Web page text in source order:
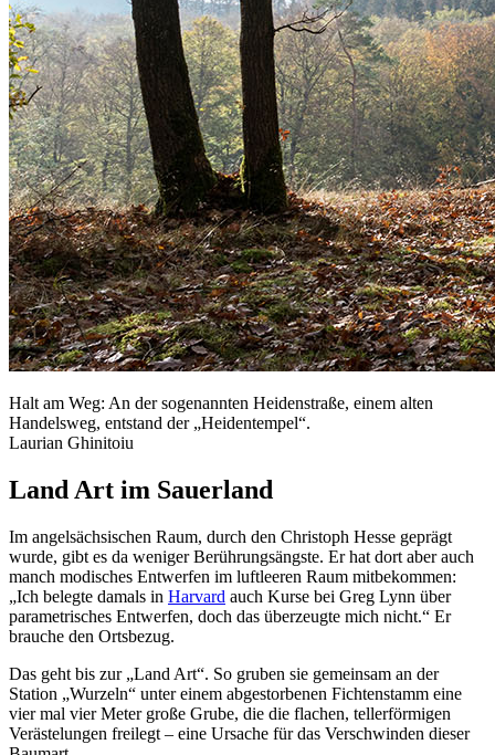
Halt am Weg: An der sogenannten Heidenstraße, einem alten
Handelsweg, entstand der „Heidentempel“.
Laurian Ghinitoiu
Land Art im Sauerland
Im angelsächsischen Raum, durch den Christoph Hesse geprägt
wurde, gibt es da weniger Berührungsängste. Er hat dort aber auch
manch modisches Entwerfen im luftleeren Raum mitbekommen:
„Ich belegte damals in Harvard auch Kurse bei Greg Lynn über
parametrisches Entwerfen, doch das überzeugte mich nicht.“ Er
brauche den Ortsbezug.
Das geht bis zur „Land Art“. So gruben sie gemeinsam an der
Station „Wurzeln“ unter einem abgestorbenen Fichtenstamm eine
vier mal vier Meter große Grube, die die flachen, tellerförmigen
Verästelungen freilegt – eine Ursache für das Verschwinden dieser